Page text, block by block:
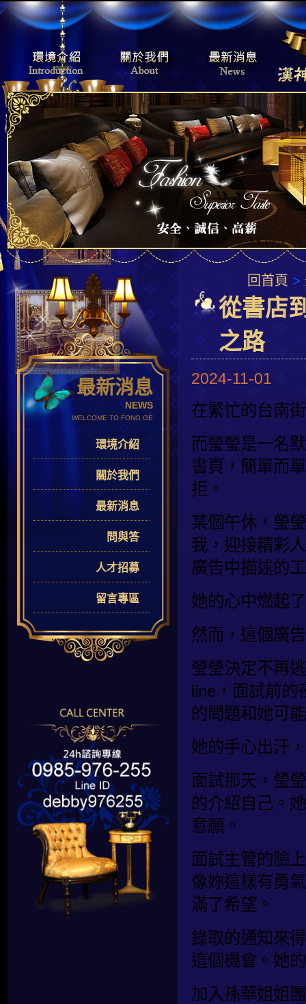
最新消息
NEWS
WELCOME TO FONG GE
環境介紹
關於我們
最新消息
問與答
人才招募
留言專區
回首頁 >
從書店
之路
2024-11-01
在繁忙的台南
而瑩瑩是一名
書頁，簡單而
拒。
某個午休，瑩
我，迎接精彩
廣告中描述的
她的心中燃起
然而，這個廣
瑩瑩決定不再
line，面試前的
的問題和她可
她的手心出汗
面試那天，瑩
的介紹自己。
意願。
面試主管的臉
像妳這樣有勇
滿了希望。
錄取的通知來
這個機會。她
加入孫華姐姐